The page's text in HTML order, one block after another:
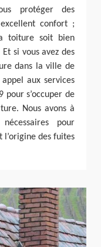
protéger des
confort ;
toiture soit bien
si vous avez des
dans la ville de
aux services
s’occuper de
Nous avons à
pour
des fuites